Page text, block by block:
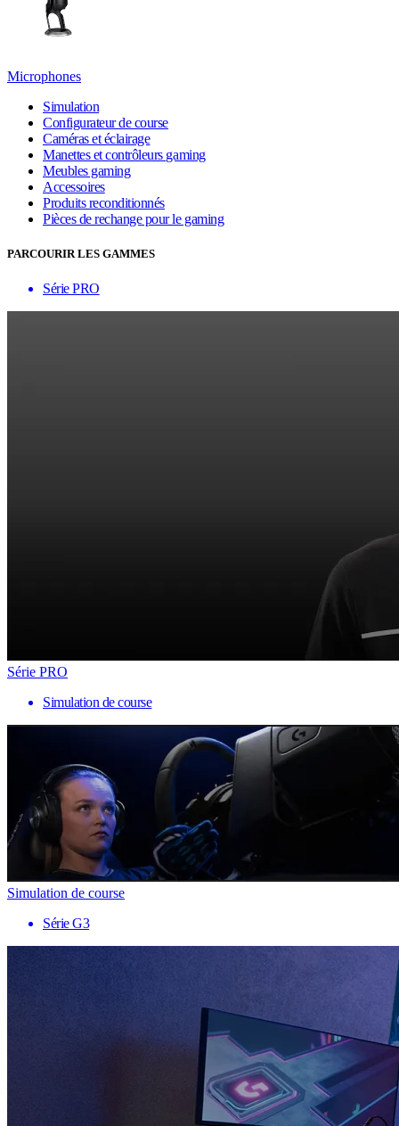
Microphones
Simulation
Configurateur de course
Caméras et éclairage
Manettes et contrôleurs gaming
Meubles gaming
Accessoires
Produits reconditionnés
Pièces de rechange pour le gaming
PARCOURIR LES GAMMES
Série PRO
Série PRO
Simulation de course
Simulation de course
Série G3